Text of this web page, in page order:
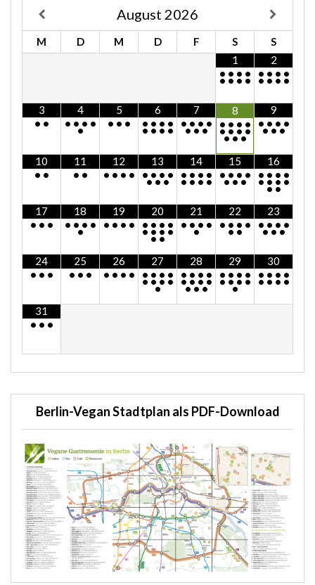
August 2026
M D M D F S
S
1
• • • •
• • • •
2
• • • •
• • • •
3
• •
4
• • • •
•
5
• • •
6
• • • •
• • • •
7
• • • •
•••
8
• • • •
• • • •
•••
9
• • • •
•••
10
• •
11
• •
12
• • • •
13
• • • •
•••
14
• • • •
• • • •
15
• • • •
•••
16
• • • •
• • • •
• •
17
• • •
18
• • • •
•
19
• • • •
20
• • • •
• • • •
• •
21
• • • •
•
22
• • • •
• •
23
• • • •
•••
24
• • •
25
• • •
26
• • • •
27
• • • •
• • • •
•
28
• • • •
• • • •
•••
29
• • • •
• • • •
•
30
• • • •
• • • •
31
• • •
Berlin-Vegan Stadtplan als PDF-Download